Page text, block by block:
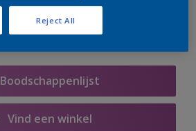
Boodschappenlijst
Vind een winkel
Reject All